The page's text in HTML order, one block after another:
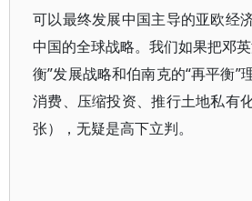
可以最终发展中国主导的亚欧经
中国的全球战略。我们如果把邓
衡”发展战略和伯南克的“再平衡”
消费、压缩投资、推行土地私有
张），无疑是高下立判。